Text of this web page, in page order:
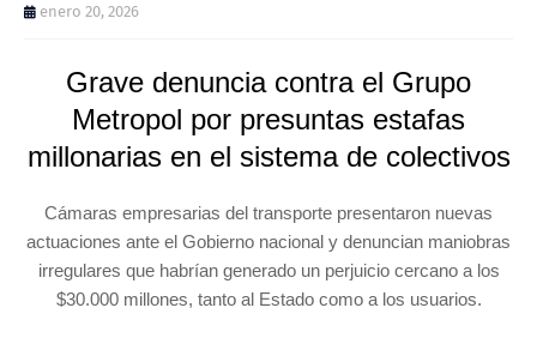
enero 20, 2026
Grave denuncia contra el Grupo
Metropol por presuntas estafas
millonarias en el sistema de colectivos
Cámaras empresarias del transporte presentaron nuevas
actuaciones ante el Gobierno nacional y denuncian maniobras
irregulares que habrían generado un perjuicio cercano a los
$30.000 millones, tanto al Estado como a los usuarios.